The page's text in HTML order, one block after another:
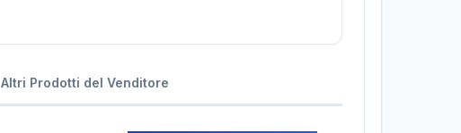
Altri Prodotti del Venditore